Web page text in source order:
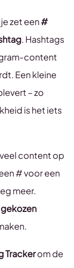
zet een#
. Hashtags
content
Een kleine
– zo
is het iets
content op
# voor een
meer.
Trackerom de